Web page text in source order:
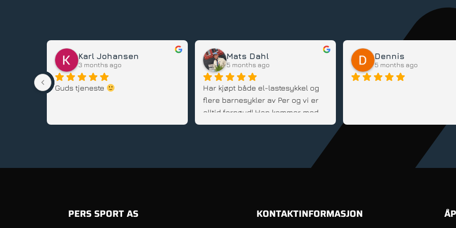
Karl Johansen
3 months ago
Guds tjeneste
Mats Dahl
5 months ago
Har kjøpt både el-lastesykkel og
flere barnesykler av Per og vi er
alltid fornøyd! Han kommer med
gode råd, er fleksibel og veldig
Dennis
5 months ago
PERS SPORT AS KONTAKTINFORMASJON